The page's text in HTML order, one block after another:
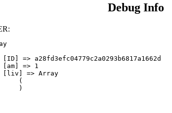
Debug Info
[ID] => a28fd3efc04779c2a0293b6817a1662d
[am] => 1
[liv] => Array
(
)